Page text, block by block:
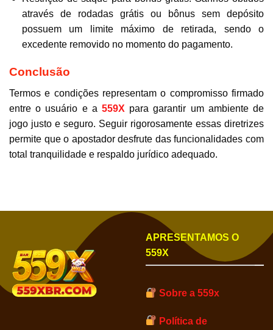
através de rodadas grátis ou bônus sem depósito
possuem um limite máximo de retirada, sendo o
excedente removido no momento do pagamento.
Conclusão
Termos e condições representam o compromisso firmado
entre o usuário e a 559X para garantir um ambiente de
jogo justo e seguro. Seguir rigorosamente essas diretrizes
permite que o apostador desfrute das funcionalidades com
total tranquilidade e respaldo jurídico adequado.
APRESENTAMOS O
559X
Sobre a 559x
Política de